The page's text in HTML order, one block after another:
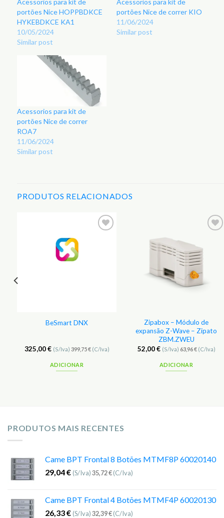
portões Nice HOPPBDKCE
HYKEBDKCE KA1
10/05/2024
Similar post
portões Nice de correr KIO
11/06/2024
Similar post
Acessorios para kit de
portões Nice de correr
ROA7
11/06/2024
Similar post
PRODUTOS RELACIONADOS
BeSmart DNX
325,00€ (S/Iva) 399,75€(C/Iva)
ADICIONAR
Favoritos
Zipabox – Módulo de
expansão Z-Wave – Zipato
ZBM.ZWEU
52,00€ (S/Iva) 63,96€(C/Iva)
ADICIONAR
PRODUTOS MAIS RECENTES
Came BPT Frontal 8 Botões MTMF8P 60020140
29,04€ (S/Iva)35,72€(C/Iva)
Came BPT Frontal 4 Botões MTMF4P 60020130
26,33€ (S/Iva)32,39€(C/Iva)